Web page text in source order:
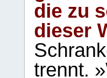
die zu
dieser
trennt.